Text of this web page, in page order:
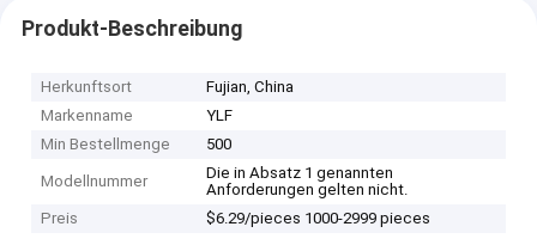
Produkt-Beschreibung
Herkunftsort
Fujian, China
Markenname
YLF
Min Bestellmenge
500
Modellnummer
Die in Absatz 1 genannten
Anforderungen gelten nicht.
Preis
$6.29/pieces 1000-2999 pieces